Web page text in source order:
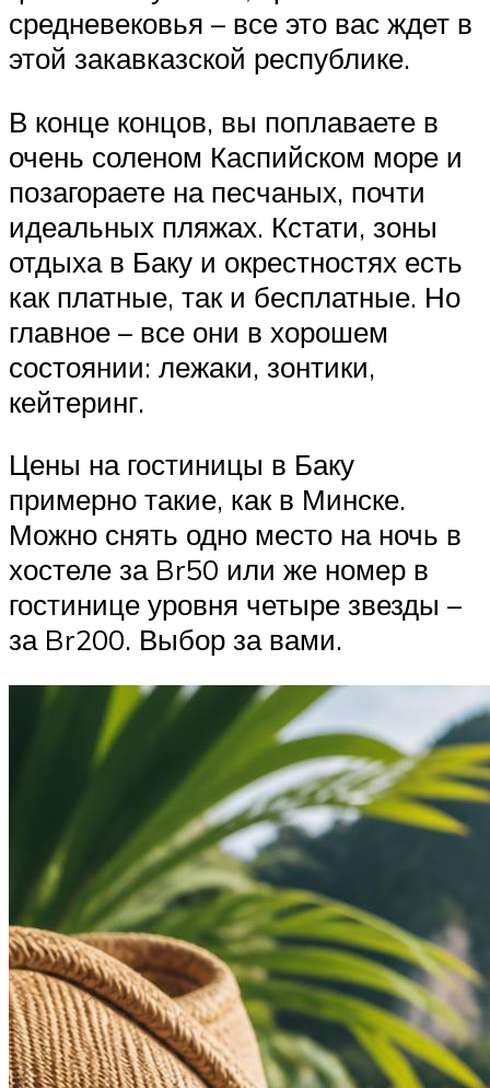
средневековья – все это вас ждет в
этой закавказской республике.
В конце концов, вы поплаваете в
очень соленом Каспийском море и
позагораете на песчаных, почти
идеальных пляжах. Кстати, зоны
отдыха в Баку и окрестностях есть
как платные, так и бесплатные. Но
главное – все они в хорошем
состоянии: лежаки, зонтики,
кейтеринг.
Цены на гостиницы в Баку
примерно такие, как в Минске.
Можно снять одно место на ночь в
хостеле за Br50 или же номер в
гостинице уровня четыре звезды –
за Br200. Выбор за вами.